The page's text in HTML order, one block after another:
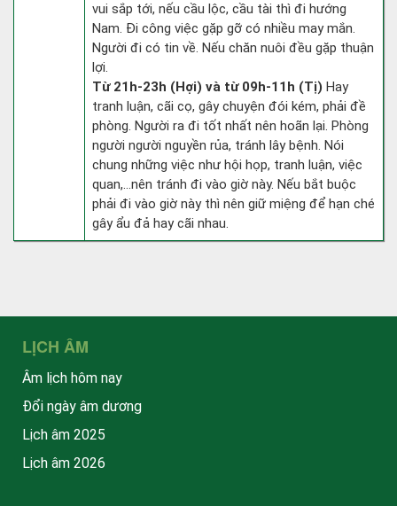
vui sắp tới, nếu cầu lộc, cầu tài thì đi hướng
Nam. Đi công việc gặp gỡ có nhiều may mắn.
Người đi có tin về. Nếu chăn nuôi đều gặp thuận
lợi.
Từ 21h-23h (Hợi) và từ 09h-11h (Tị) Hay
tranh luận, cãi cọ, gây chuyện đói kém, phải đề
phòng. Người ra đi tốt nhất nên hoãn lại. Phòng
người người nguyền rủa, tránh lây bệnh. Nói
chung những việc như hội họp, tranh luận, việc
quan,…nên tránh đi vào giờ này. Nếu bắt buộc
phải đi vào giờ này thì nên giữ miệng để hạn ché
gây ẩu đả hay cãi nhau.
LỊCH ÂM
Âm lịch hôm nay
Đổi ngày âm dương
Lịch âm 2025
Lịch âm 2026